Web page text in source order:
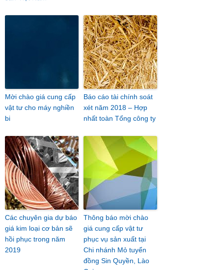
Mời chào giá cung cấp
vật tư cho máy nghiền
bi
Báo cáo tài chính soát
xét năm 2018 – Hợp
nhất toàn Tổng công ty
Các chuyên gia dự báo
giá kim loại cơ bản sẽ
hồi phục trong năm
2019
Thông báo mời chào
giá cung cấp vật tư
phục vụ sản xuất tại
Chi nhánh Mỏ tuyển
đồng Sin Quyền, Lào